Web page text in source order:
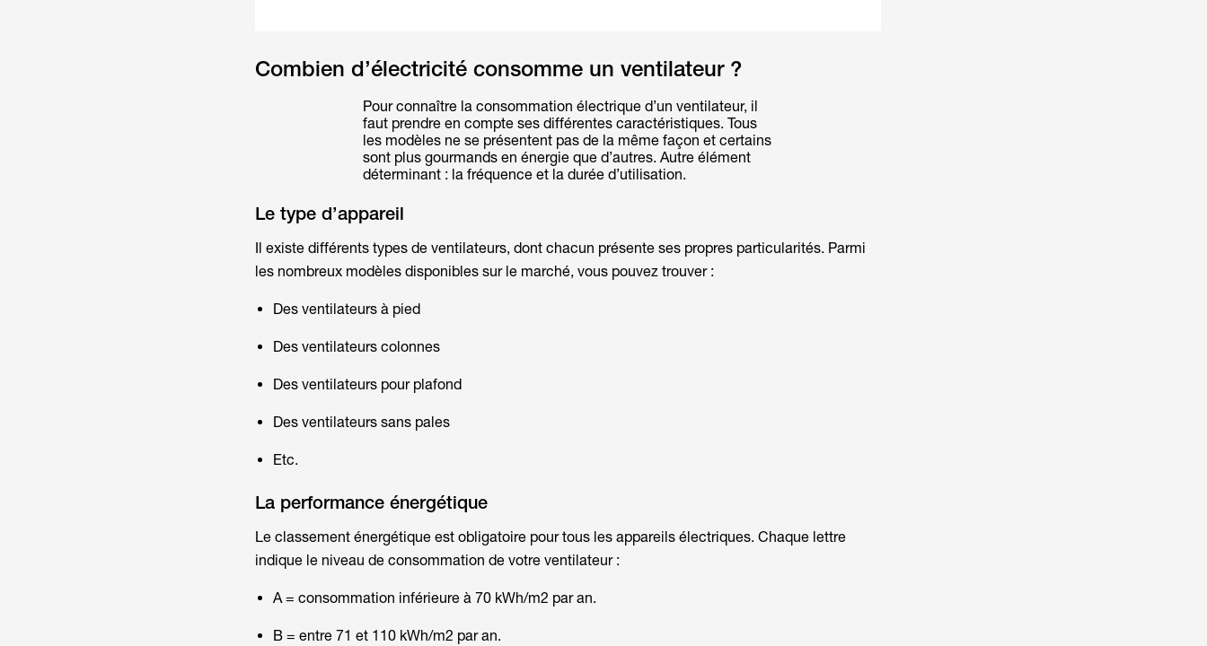
Combien d’électricité consomme un ventilateur ?
Pour connaître la consommation électrique d’un ventilateur, il
faut prendre en compte ses différentes caractéristiques. Tous
les modèles ne se présentent pas de la même façon et certains
sont plus gourmands en énergie que d’autres. Autre élément
déterminant : la fréquence et la durée d’utilisation.
Le type d’appareil
Il existe différents types de ventilateurs, dont chacun présente ses propres particularités. Parmi
les nombreux modèles disponibles sur le marché, vous pouvez trouver :
Des ventilateurs à pied
Des ventilateurs colonnes
Des ventilateurs pour plafond
Des ventilateurs sans pales
Etc.
La performance énergétique
Le classement énergétique est obligatoire pour tous les appareils électriques. Chaque lettre
indique le niveau de consommation de votre ventilateur :
A = consommation inférieure à 70 kWh/m2 par an.
B = entre 71 et 110 kWh/m2 par an.